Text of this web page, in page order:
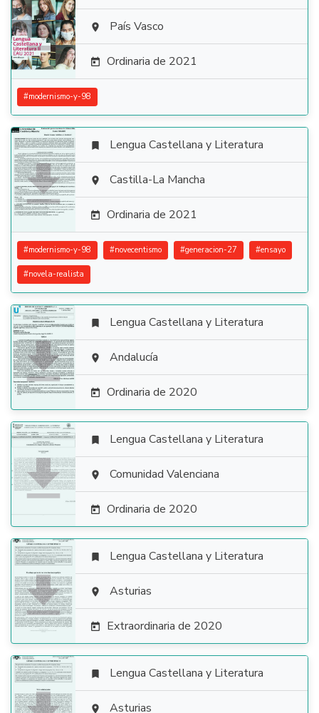
  País Vasco
 Ordinaria de 2021
#modernismo-y-98

 Lengua Castellana y Literatura
 Castilla-La Mancha
 Ordinaria de 2021
#modernismo-y-98 #novecentismo #generacion-27 #ensayo
#novela-realista

 Lengua Castellana y Literatura
 Andalucía
 Ordinaria de 2020

 Lengua Castellana y Literatura
 Comunidad Valenciana
 Ordinaria de 2020

 Lengua Castellana y Literatura
 Asturias
 Extraordinaria de 2020
 Lengua Castellana y Literatura
 Asturias